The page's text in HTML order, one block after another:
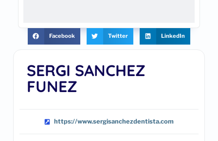
SERGI SANCHEZ
FUNEZ
https://www.sergisanchezdentista.com
Facebook Twitter LinkedIn